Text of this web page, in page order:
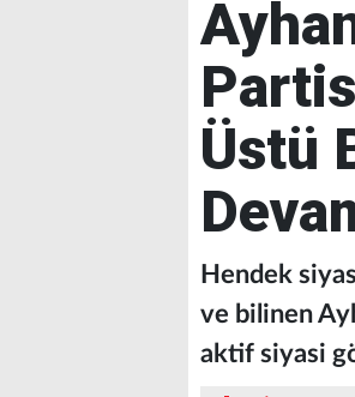
Üstü
Hendek
ve bilinen
aktif siyasi